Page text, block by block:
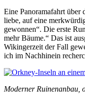
Eine Panoramafahrt über
liebe, auf eine
gewonnen“. Die erste
mehr Bäume.“ Das ist
Wikingerzeit der Fall
ich im Nachhinein
Moderner Ruinenanbau,